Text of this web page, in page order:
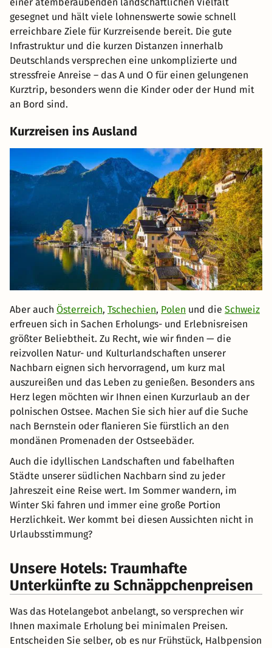
einer atemberaubenden landschaftlichen Vielfalt
gesegnet und hält viele lohnenswerte sowie schnell
erreichbare Ziele für Kurzreisende bereit. Die gute
Infrastruktur und die kurzen Distanzen innerhalb
Deutschlands versprechen eine unkomplizierte und
stressfreie Anreise – das A und O für einen gelungenen
Kurztrip, besonders wenn die Kinder oder der Hund mit
an Bord sind.
Kurzreisen ins Ausland
Aber auch Österreich, Tschechien, Polen und die Schweiz
erfreuen sich in Sachen Erholungs- und Erlebnisreisen
größter Beliebtheit. Zu Recht, wie wir finden — die
reizvollen Natur- und Kulturlandschaften unserer
Nachbarn eignen sich hervorragend, um kurz mal
auszureißen und das Leben zu genießen. Besonders ans
Herz legen möchten wir Ihnen einen Kurzurlaub an der
polnischen Ostsee. Machen Sie sich hier auf die Suche
nach Bernstein oder flanieren Sie fürstlich an den
mondänen Promenaden der Ostseebäder.
Auch die idyllischen Landschaften und fabelhaften
Städte unserer südlichen Nachbarn sind zu jeder
Jahreszeit eine Reise wert. Im Sommer wandern, im
Winter Ski fahren und immer eine große Portion
Herzlichkeit. Wer kommt bei diesen Aussichten nicht in
Urlaubsstimmung?
Unsere Hotels: Traumhafte
Unterkünfte zu Schnäppchenpreisen
Was das Hotelangebot anbelangt, so versprechen wir
Ihnen maximale Erholung bei minimalen Preisen.
Entscheiden Sie selber, ob es nur Frühstück, Halbpension